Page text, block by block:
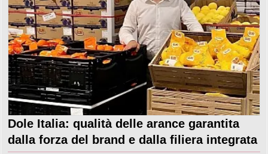
Dole Italia: qualità delle arance garantita
dalla forza del brand e dalla filiera integrata